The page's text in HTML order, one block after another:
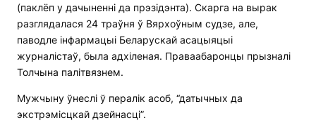
(паклёп у дачыненні да прэзідэнта). Скарга на вырак
разглядалася 24 траўня ў Вярхоўным судзе, але,
паводле інфармацыі Беларускай асацыяцыі
журналістаў, была адхіленая. Праваабаронцы прызналі
Толчына палітвязнем.
Мужчыну ўнеслі ў пералік асоб, “датычных да
экстрэмісцкай дзейнасці”.